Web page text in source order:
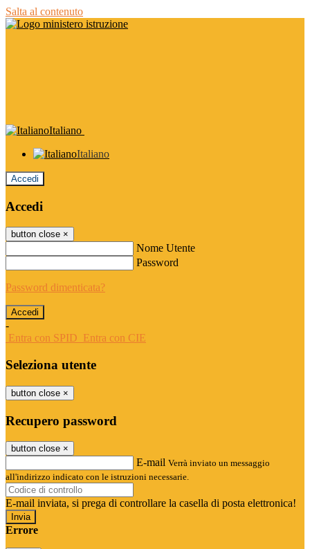
Salta al contenuto
Italiano
Italiano
Accedi
Accedi
button close ×
Nome Utente
Password
Password dimenticata?
-
Entra con SPID Entra con CIE
Seleziona utente
button close ×
Recupero password
button close ×
E-mail Verrà inviato un messaggio
all'indirizzo indicato con le istruzioni necessarie.
E-mail inviata, si prega di controllare la casella di posta elettronica!
Errore